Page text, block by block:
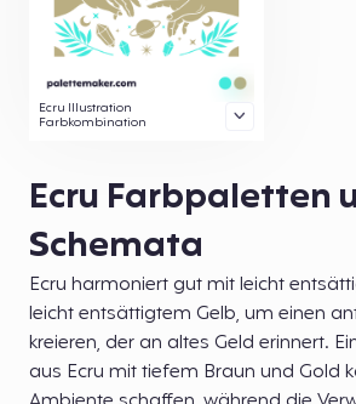
Ecru Illustration
Farbkombination
Ecru Farbpaletten
Schemata
Ecru harmoniert gut mit leicht
leicht entsättigtem Gelb, um einen
kreieren, der an altes Geld erinnert.
aus Ecru mit tiefem Braun und Gold